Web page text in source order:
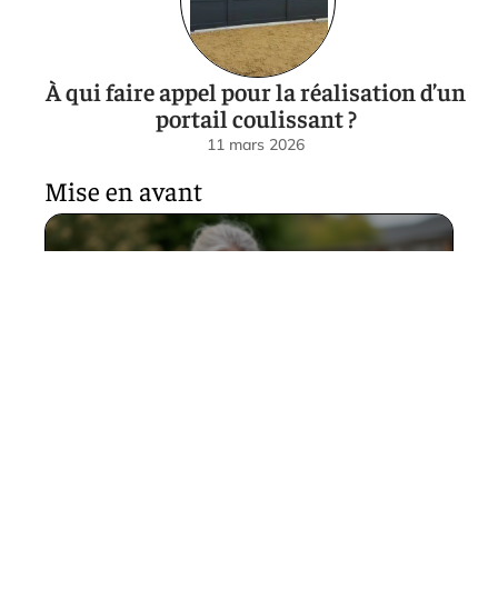
À qui faire appel pour la réalisation d’un
portail coulissant ?
11 mars 2026
Mise en avant